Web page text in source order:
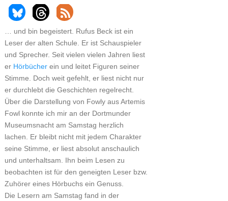
… und bin begeistert. Rufus Beck ist ein
Leser der alten Schule. Er ist Schauspieler
und Sprecher. Seit vielen vielen Jahren liest
er Hörbücherein und leitet Figuren seiner
Stimme. Doch weit gefehlt, er liest nicht nur
er durchlebt die Geschichten regelrecht.
Über die Darstellung von Fowly aus Artemis
Fowl konnte ich mir an der Dortmunder
Museumsnacht am Samstag herzlich
lachen. Er bleibt nicht mit jedem Charakter
seine Stimme, er liest absolut anschaulich
und unterhaltsam. Ihn beim Lesen zu
beobachten ist für den geneigten Leser bzw.
Zuhörer eines Hörbuchs ein Genuss.
Die Lesern am Samstag fand in der